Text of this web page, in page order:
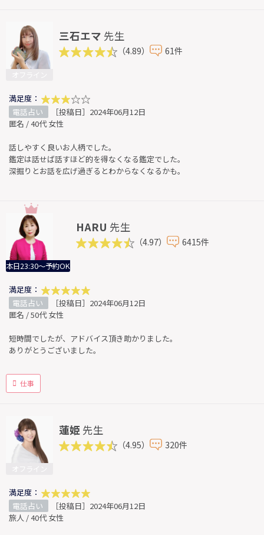
三石エマ 先生
（4.89） 61件
満足度：
電話占い
［投稿日］2024年06月12日
匿名 / 40代 女性
話しやすく良いお人柄でした。
鑑定は話せば話すほど的を得なくなる鑑定でした。
深掘りとお話を広げ過ぎるとわからなくなるかも。
本日23:30～予約OK
HARU 先生
（4.97） 6415件
満足度：
電話占い
［投稿日］2024年06月12日
匿名 / 50代 女性
短時間でしたが、アドバイス頂き助かりました。
ありがとうございました。
仕事
蓮姫 先生
（4.95） 320件
満足度：
電話占い
［投稿日］2024年06月12日
旅人 / 40代 女性